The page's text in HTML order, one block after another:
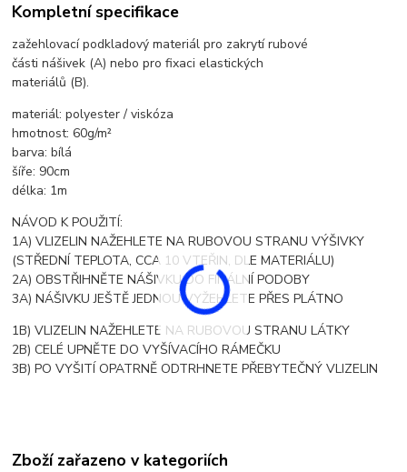
Kompletní specifikace
zažehlovací podkladový materiál pro zakrytí rubové
části nášivek (A) nebo pro fixaci elastických
materiálů (B).
materiál: polyester / viskóza
hmotnost: 60g/m²
barva: bílá
šíře: 90cm
délka: 1m
NÁVOD K POUŽITÍ:
1A) VLIZELIN NAŽEHLETE NA RUBOVOU STRANU VÝŠIVKY
(STŘEDNÍ TEPLOTA, CCA 10 VTEŘIN, DLE MATERIÁLU)
2A) OBSTŘIHNĚTE NÁŠIVKU DO FINÁLNÍ PODOBY
3A) NÁŠIVKU JEŠTĚ JEDNOU VYŽEHLETE PŘES PLÁTNO
1B) VLIZELIN NAŽEHLETE NA RUBOVOU STRANU LÁTKY
2B) CELÉ UPNĚTE DO VYŠÍVACÍHO RÁMEČKU
3B) PO VYŠITÍ OPATRNĚ ODTRHNETE PŘEBYTEČNÝ VLIZELIN
Zboží zařazeno v kategoriích